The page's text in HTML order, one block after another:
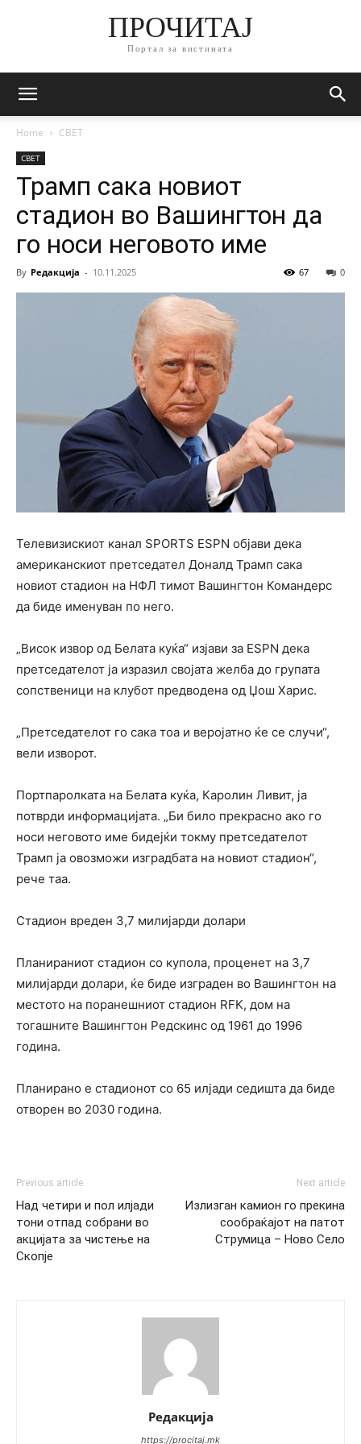
ПРОЧИТАЈ
Портал за вистината
Home СВЕТ
СВЕТ
Трамп сака новиот
стадион во Вашингтон да
го носи неговото име
By Редакција - 10.11.2025 0
67
Телевизискиот канал SPORTS ESPN објави дека
американскиот претседател Доналд Трамп сака
новиот стадион на НФЛ тимот Вашингтон Командерс
да биде именуван по него.
„Висок извор од Белата куќа“ изјави за ESPN дека
претседателот ја изразил својата желба до групата
сопственици на клубот предводена од Џош Харис.
„Претседателот го сака тоа и веројатно ќе се случи“,
вели изворот.
Портпаролката на Белата куќа, Каролин Ливит, ја
потврди информацијата. „Би било прекрасно ако го
носи неговото име бидејќи токму претседателот
Трамп ја овозможи изградбата на новиот стадион“,
рече таа.
Стадион вреден 3,7 милијарди долари
Планираниот стадион со купола, проценет на 3,7
милијарди долари, ќе биде изграден во Вашингтон на
местото на поранешниот стадион RFK, дом на
тогашните Вашингтон Редскинс од 1961 до 1996
година.
Планирано е стадионот со 65 илјади седишта да биде
отворен во 2030 година.
Previous article
Над четири и пол илјади
тони отпад собрани во
акцијата за чистење на
Скопје
Next article
Излизган камион го прекина
сообраќајот на патот
Струмица – Ново Село
Редакција
https://procitaj.mk